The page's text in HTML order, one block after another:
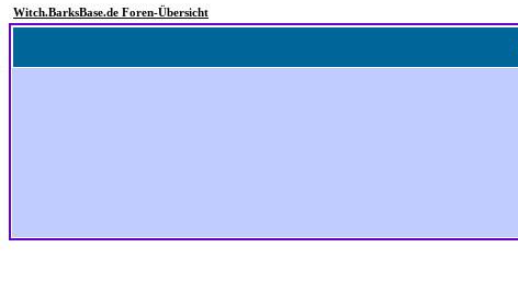
Witch.BarksBase.de Foren-Übersicht